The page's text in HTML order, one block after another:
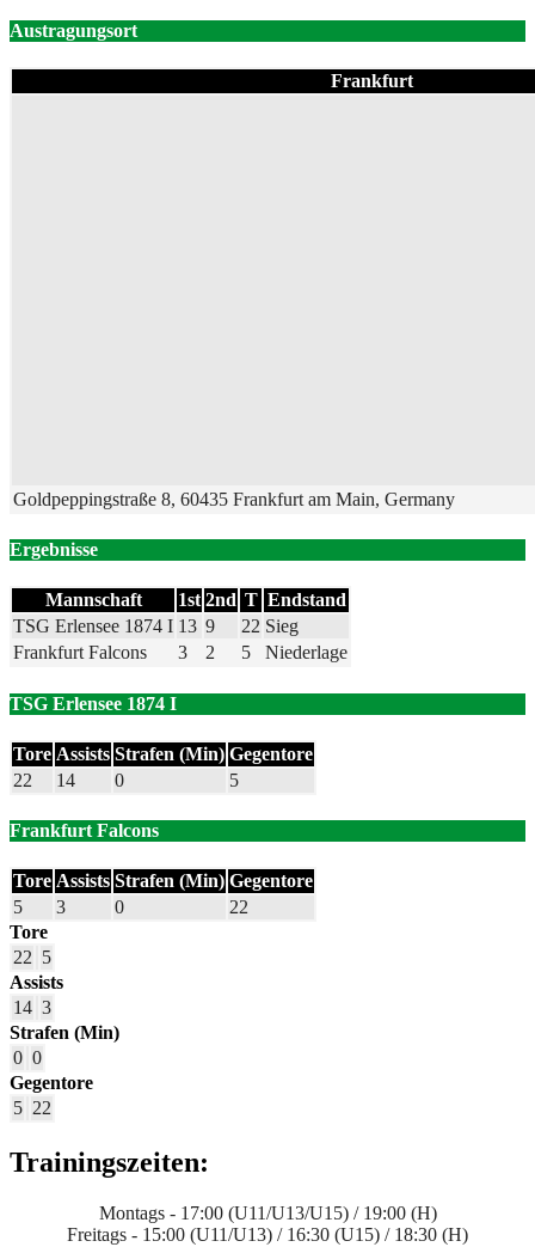
Austragungsort
Frankfurt
Goldpeppingstraße 8, 60435 Frankfurt am Main, Germany
Ergebnisse
Mannschaft 1st 2nd T Endstand
TSG Erlensee 1874 I 13 9 22 Sieg
Frankfurt Falcons
3 2 5 Niederlage
TSG Erlensee 1874 I
Tore Assists Strafen (Min) Gegentore
22
14 0 5
Frankfurt Falcons
Tore Assists Strafen (Min) Gegentore
5
3 0
22
Tore
22 5
Assists
14 3
Strafen (Min)
0 0
Gegentore
5 22
Trainingszeiten:
Montags - 17:00 (U11/U13/U15) / 19:00 (H)
Freitags - 15:00 (U11/U13) / 16:30 (U15) / 18:30 (H)